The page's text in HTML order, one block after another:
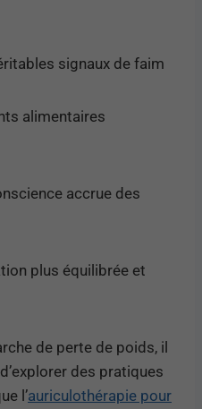
signaux de faim
alimentaires
accrue des
plus équilibrée et
de perte de poids, il
des pratiques
l’auriculothérapie pour